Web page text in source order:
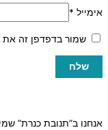
אימייל *
שמור בדפדפן זה
אנחנו ב”תנובת כנרת”